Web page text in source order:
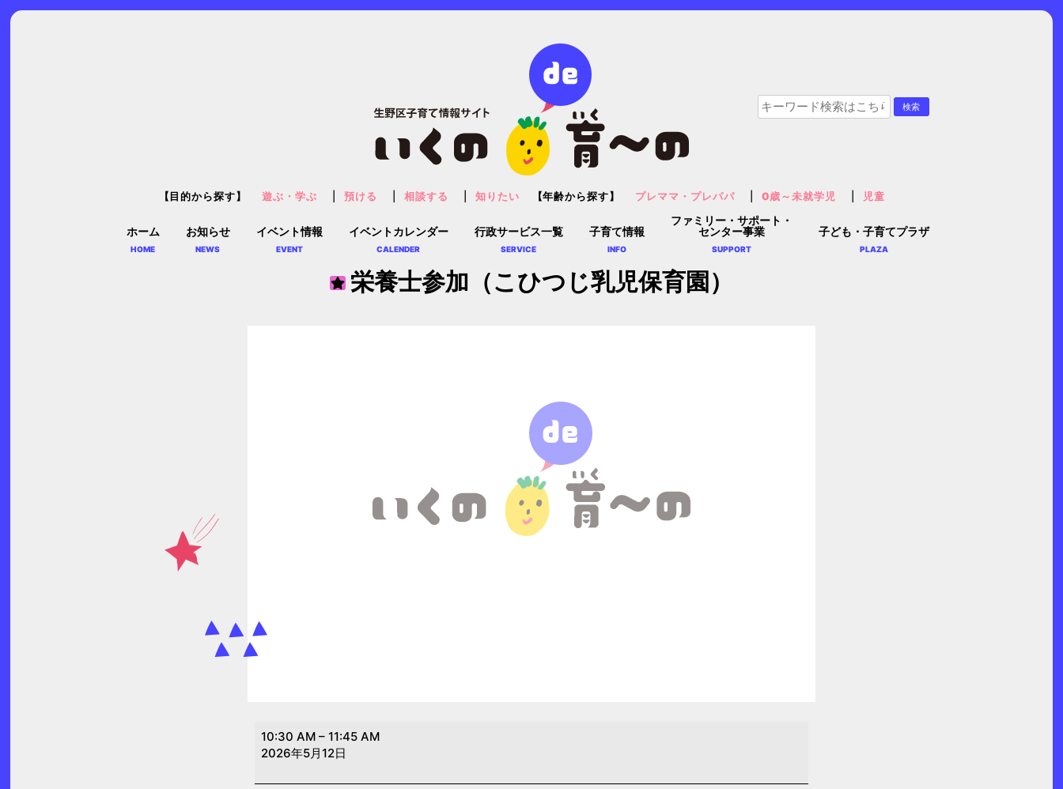
ホーム
HOME
お知らせ
NEWS
イベント情報
EVENT
イベントカレンダー
CALENDER
行政サービス一覧
SERVICE
子育て情報
INFO
ファミリー・サポート・
センター事業
SUPPORT
子ども・子育てプラザ
PLAZA
【目的から探す】 遊ぶ・学ぶ 預ける 相談する 知りたい 【年齢から探す】 プレママ・プレパパ 0歳～未就学児 児童
栄養士参加（こひつじ乳児保育園）
栄
養
10:30 AM – 11:45 AM
2026年5月12日